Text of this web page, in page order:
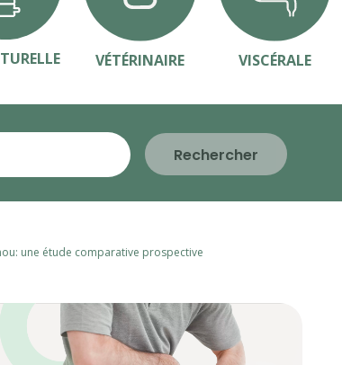
VÉTÉRINAIRE VISCÉRALE
Rechercher
une étude comparative prospective